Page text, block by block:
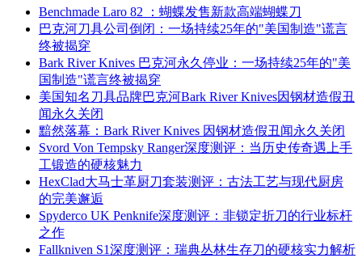
Benchmade Laro 82 ：蝴蝶发售新款高端蝴蝶刀
巴克河刀具公司倒闭：一场持续25年的"美国制造"谎言
终被揭穿
Bark River Knives 巴克河永久停业：一场持续25年的"美
国制造"谎言终被揭穿
美国知名刀具品牌巴克河Bark River Knives因钢材造假丑
闻永久关闭
黯然落幕：Bark River Knives 因钢材造假丑闻永久关闭
Svord Von Tempsky Ranger深度测评：当历史传奇遇上手
工锻造的硬核魅力
HexClad大马士革厨刀套装测评：古法工艺与现代厨房
的完美邂逅
Spyderco UK Penknife深度测评：非锁定折刀的行业标杆
之作
Fallkniven S1深度测评：瑞典丛林生存刀的硬核实力解析